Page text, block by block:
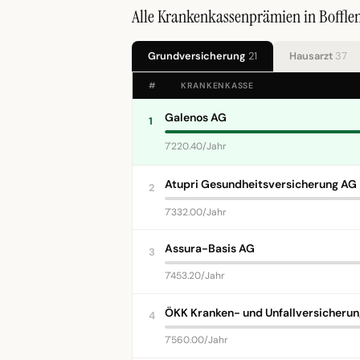
Alle Krankenkassenprämien in
Grundversicherung 21 Hausarzt 37
# KRANKENKASSE
1 Galenos AG
7'220.40/Jahr
2 Atupri Gesundheitsversicherung AG
7'332.00/Jahr
3 Assura-Basis AG
7'453.20/Jahr
4 ÖKK Kranken- und
7'560.00/Jahr